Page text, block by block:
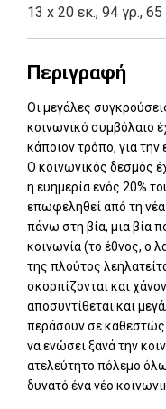
13 x 20 εκ., 94 γρ., 65
Περιγραφή
Οι μεγάλες
κοινωνικό συμβόλαιο
κάποιον τρόπο, για
Ο κοινωνικός δεσμός
η ευημερία ενός 20%
επωφεληθεί από τη
πάνω στη βία, μια βία
κοινωνία (το έθνος, ο
της πλούτος
σκορπίζονται και
αποσυντίθεται και
περάσουν σε καθεστώς
να ενώσει ξανά την
ατελεύτητο πόλεμο
δυνατό ένα νέο